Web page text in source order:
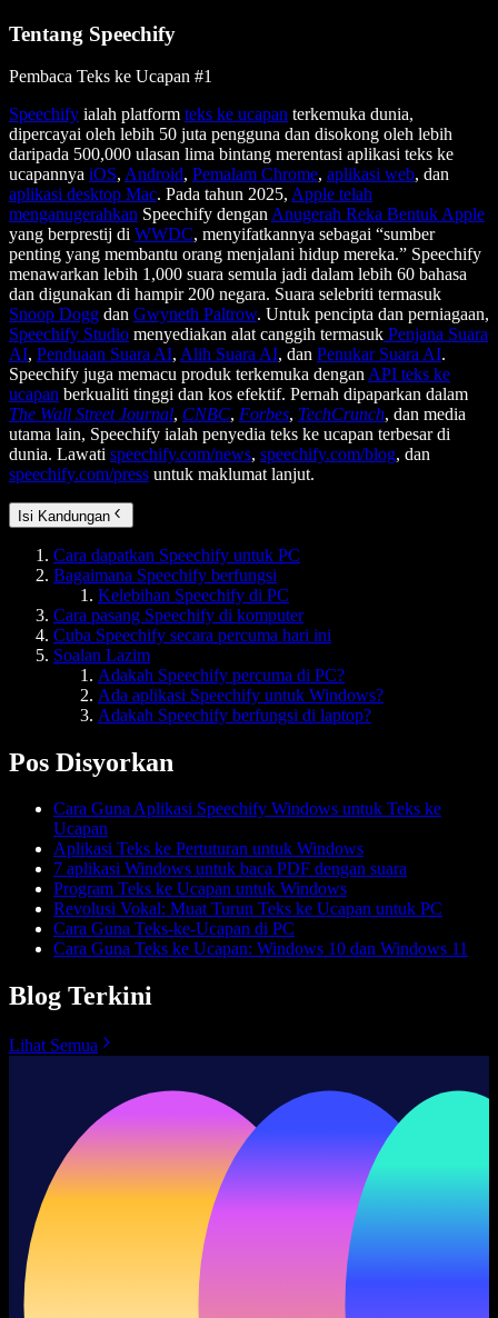
Tentang Speechify
Pembaca Teks ke Ucapan #1
Speechify ialah platform teks ke ucapan terkemuka dunia,
dipercayai oleh lebih 50 juta pengguna dan disokong oleh lebih
daripada 500,000 ulasan lima bintang merentasi aplikasi teks ke
ucapannya iOS, Android, Pemalam Chrome, aplikasi web, dan
aplikasi desktop Mac. Pada tahun 2025, Apple telah
menganugerahkan Speechify dengan Anugerah Reka Bentuk Apple
yang berprestij di WWDC, menyifatkannya sebagai “sumber
penting yang membantu orang menjalani hidup mereka.” Speechify
menawarkan lebih 1,000 suara semula jadi dalam lebih 60 bahasa
dan digunakan di hampir 200 negara. Suara selebriti termasuk
Snoop Dogg dan Gwyneth Paltrow. Untuk pencipta dan perniagaan,
Speechify Studio menyediakan alat canggih termasuk Penjana Suara
AI, Penduaan Suara AI, Alih Suara AI, dan Penukar Suara AI.
Speechify juga memacu produk terkemuka dengan API teks ke
ucapan berkualiti tinggi dan kos efektif. Pernah dipaparkan dalam
The Wall Street Journal, CNBC, Forbes, TechCrunch, dan media
utama lain, Speechify ialah penyedia teks ke ucapan terbesar di
dunia. Lawati speechify.com/news, speechify.com/blog, dan
speechify.com/press untuk maklumat lanjut.
Isi Kandungan
Cara dapatkan Speechify untuk PC
Bagaimana Speechify berfungsi
Kelebihan Speechify di PC
Cara pasang Speechify di komputer
Cuba Speechify secara percuma hari ini
Soalan Lazim
Adakah Speechify percuma di PC?
Ada aplikasi Speechify untuk Windows?
Adakah Speechify berfungsi di laptop?
Pos Disyorkan
Cara Guna Aplikasi Speechify Windows untuk Teks ke
Ucapan
Aplikasi Teks ke Pertuturan untuk Windows
7 aplikasi Windows untuk baca PDF dengan suara
Program Teks ke Ucapan untuk Windows
Revolusi Vokal: Muat Turun Teks ke Ucapan untuk PC
Cara Guna Teks-ke-Ucapan di PC
Cara Guna Teks ke Ucapan: Windows 10 dan Windows 11
Blog Terkini
Lihat Semua